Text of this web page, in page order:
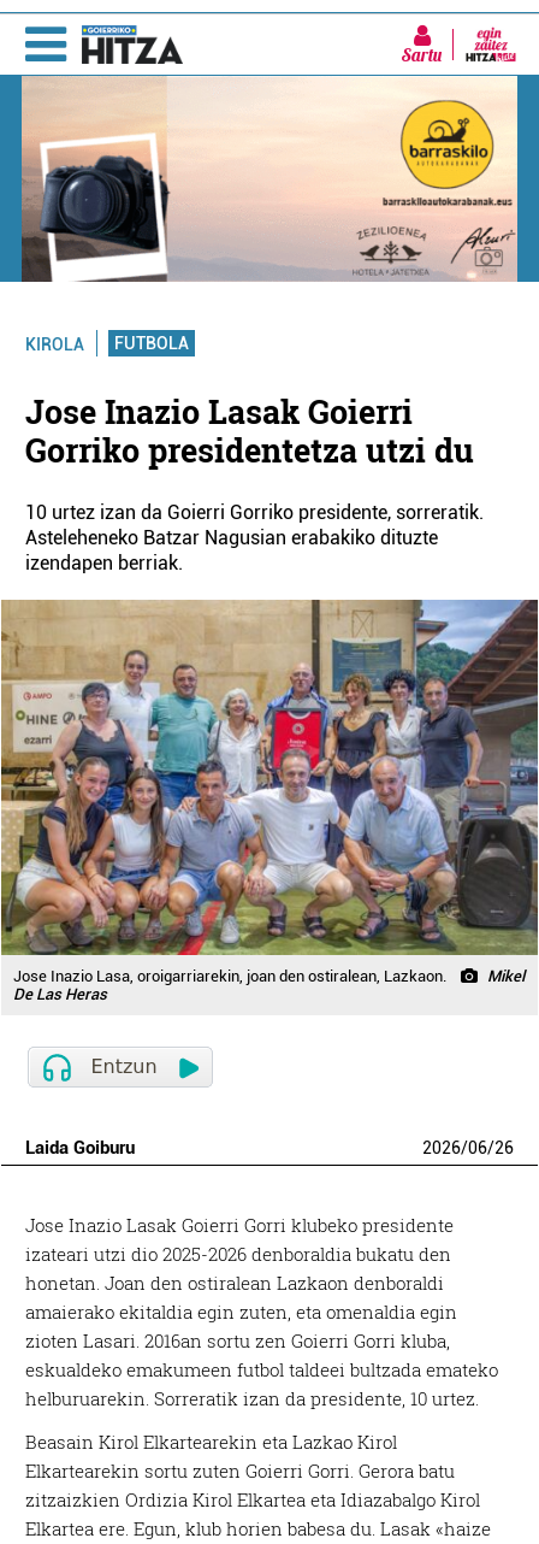
Sartu
KIROLA FUTBOLA
Jose Inazio Lasak Goierri
Gorriko presidentetza utzi du
10 urtez izan da Goierri Gorriko presidente, sorreratik.
Asteleheneko Batzar Nagusian erabakiko dituzte
izendapen berriak.
Jose Inazio Lasa, oroigarriarekin, joan den ostiralean, Lazkaon.
Mikel
De Las Heras
Laida Goiburu 2026/06/26
Jose Inazio Lasak Goierri Gorri klubeko presidente
izateari utzi dio 2025-2026 denboraldia bukatu den
honetan. Joan den ostiralean Lazkaon denboraldi
amaierako ekitaldia egin zuten, eta omenaldia egin
zioten Lasari. 2016an sortu zen Goierri Gorri kluba,
eskualdeko emakumeen futbol taldeei bultzada emateko
helburuarekin. Sorreratik izan da presidente, 10 urtez.
Beasain Kirol Elkartearekin eta Lazkao Kirol
Elkartearekin sortu zuten Goierri Gorri. Gerora batu
zitzaizkien Ordizia Kirol Elkartea eta Idiazabalgo Kirol
Elkartea ere. Egun, klub horien babesa du. Lasak «haize